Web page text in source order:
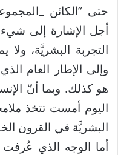
حتى ”الكائن
أجل الإشارة إلى
التجربة البشريَّة،
وإلى الإطار العام
هو كذلك. وبما أنّ
اليوم أمست تتخذ
البشريَّة في القرون
أما الوجه الذي عُرفت